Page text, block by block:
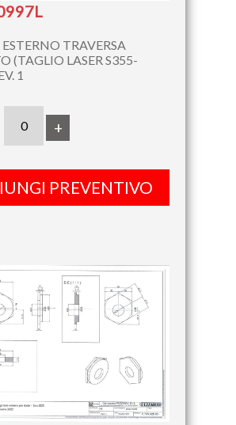
TRAVERSA
(TAGLIO LASER S355-
1
+
PREVENTIVO